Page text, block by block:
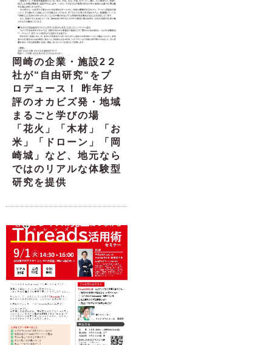
岡崎の企業・施設2２
社が“自由研究“をプ
ロデュース！ 昨年好
評のオカビズ発・地域
まるごと学びの場
「花火」「木材」「お
米」「ドローン」「岡
崎城」など、地元なら
ではのリアルな体験型
研究を提供